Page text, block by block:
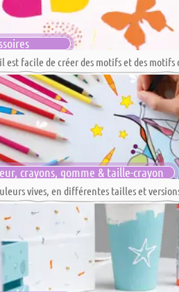
est facile de créer des motifs et des
crayons, gomme & taille-crayon
vives, en différentes tailles et